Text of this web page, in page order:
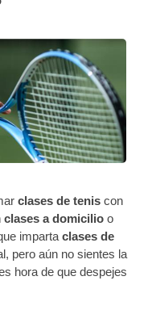
clases de tenis con
clases a domicilio o
imparta clases de
pero aún no sientes la
hora de que despejes